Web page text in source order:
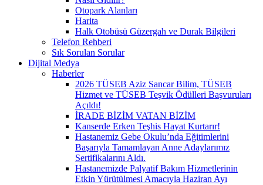
Otopark Alanları
Harita
Halk Otobüsü Güzergah ve Durak Bilgileri
Telefon Rehberi
Sık Sorulan Sorular
Dijital Medya
Haberler
2026 TÜSEB Aziz Sancar Bilim, TÜSEB
Hizmet ve TÜSEB Teşvik Ödülleri Başvuruları
Açıldı!
İRADE BİZİM VATAN BİZİM
Kanserde Erken Teşhis Hayat Kurtarır!
Hastanemiz Gebe Okulu’nda Eğitimlerini
Başarıyla Tamamlayan Anne Adaylarımız
Sertifikalarını Aldı.
Hastanemizde Palyatif Bakım Hizmetlerinin
Etkin Yürütülmesi Amacıyla Haziran Ayı